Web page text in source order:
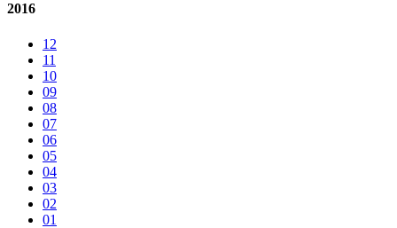
2016
12
11
10
09
08
07
06
05
04
03
02
01